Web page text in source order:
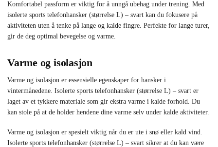
Komfortabel passform er viktig for å unngå ubehag under trening. Med
isolerte sports telefonhansker (størrelse L) – svart kan du fokusere på
aktiviteten uten å tenke på lange og kalde fingre. Perfekte for lange turer,
gir de deg optimal bevegelse og varme.
Varme og isolasjon
Varme og isolasjon er essensielle egenskaper for hansker i
vintermånedene. Isolerte sports telefonhansker (størrelse L) – svart er
laget av et tykkere materiale som gir ekstra varme i kalde forhold. Du
kan stole på at de holder hendene dine varme selv under kalde aktiviteter.
Varme og isolasjon er spesielt viktig når du er ute i snø eller kald vind.
Isolerte sports telefonhansker (størrelse L) – svart sikrer at du kan være